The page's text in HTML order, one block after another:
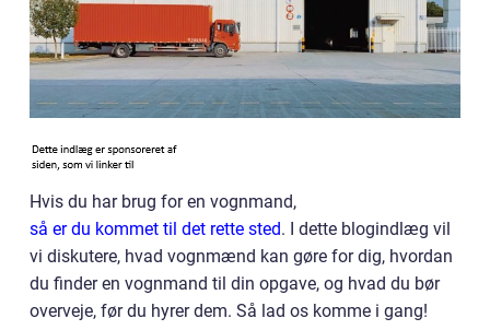
Hvis du har brug for en vognmand,
så er du kommet til det rette sted. I dette blogindlæg vil
vi diskutere, hvad vognmænd kan gøre for dig, hvordan
du finder en vognmand til din opgave, og hvad du bør
overveje, før du hyrer dem. Så lad os komme i gang!